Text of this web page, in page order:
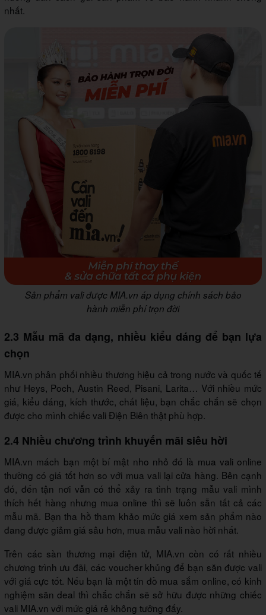
nhất.
Sản phẩm vali được MIA.vn áp dụng chính sách bảo
hành miễn phí trọn đời
2.3 Mẫu mã đa dạng, nhiều kiểu dáng để bạn lựa
chọn
MIA.vn phân phối nhiều thương hiệu cả trong nước và quốc tế
như Heys, Poch, Austin Reed, Pisani, Larita… Với nhiều mức
giá, kiểu dáng, kích thước, chất liệu, bạn chắc chắn sẽ chọn
được cho mình chiếc vali Điện Biên thật phù hợp.
2.4 Nhiều chương trình khuyến mãi siêu hời
MIA.vn mách bạn một bí mật nho nhỏ đó là mua vali online
thường có giá tốt hơn so với mua vali lại cửa hàng. Bên cạnh
đó, đến tận nơi vẫn có thể xảy ra tình trạng mẫu vali mình
thích hết hàng nhưng mua online thì sẽ luôn sẵn tất cả các
mẫu mã. Bạn tha hồ tham khảo mức giá xem sản phẩm nào
đang được giảm giá sâu hơn, mua mẫu vali nào hời nhất.
Trên các sàn thương mại điện tử, MIA.vn còn có rất nhiều
chương trình ưu đãi, các voucher khủng để bạn săn được vali
với giá cực tốt. Nếu bạn là một tín đồ mua sắm online, có kinh
nghiệm săn deal thì chắc chắn sẽ sở hữu được những chiếc
vali MIA.vn với mức giá rẻ không tưởng đấy.